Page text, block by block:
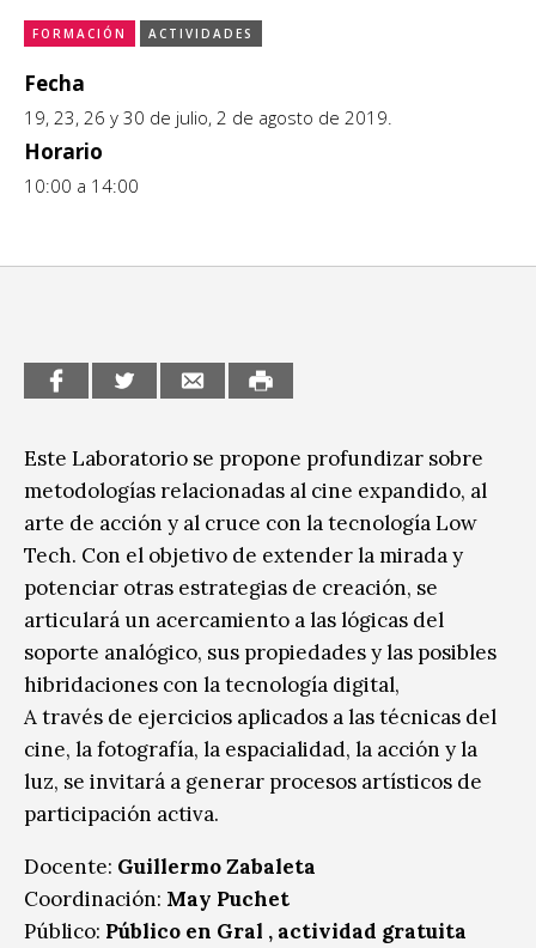
CCE en el interior/libros
Espacio itinerante de lectura infantil
Exposiciones
Género y Diversidad
Letras
Música
FORMACIÓN ACTIVIDADES
Fecha
19, 23, 26 y 30 de julio, 2 de agosto de 2019.
Horario
10:00 a 14:00
Este Laboratorio se propone profundizar sobre
metodologías relacionadas al cine expandido, al
arte de acción y al cruce con la tecnología Low
Tech. Con el objetivo de extender la mirada y
potenciar otras estrategias de creación, se
articulará un acercamiento a las lógicas del
soporte analógico, sus propiedades y las posibles
hibridaciones con la tecnología digital,
A través de ejercicios aplicados a las técnicas del
cine, la fotografía, la espacialidad, la acción y la
luz, se invitará a generar procesos artísticos de
participación activa.
Docente: Guillermo Zabaleta
Coordinación: May Puchet
Público: Público en Gral , actividad gratuita